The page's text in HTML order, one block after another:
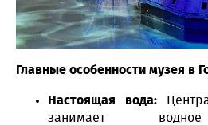
Главные особенности музея в
Настоящая вода:
занимает водное